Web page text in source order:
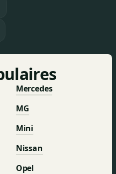
Mercedes
MG
Mini
Nissan
Opel